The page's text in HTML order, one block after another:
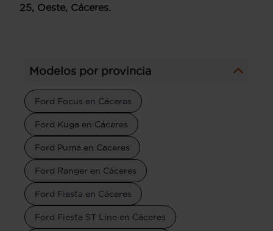
25, Oeste, Cáceres.
Modelos por provincia
Ford Focus en Cáceres
Ford Kuga en Cáceres
Ford Puma en Caceres
Ford Ranger en Cáceres
Ford Fiesta en Cáceres
Ford Fiesta ST Line en Cáceres